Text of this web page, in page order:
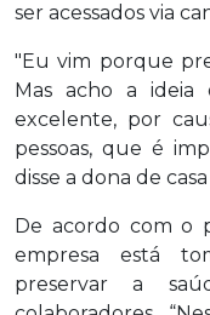
ser acessados via
"Eu vim porque
Mas acho a ideia
excelente, por
pessoas, que é
disse a dona de
De acordo com o
empresa está
preservar a